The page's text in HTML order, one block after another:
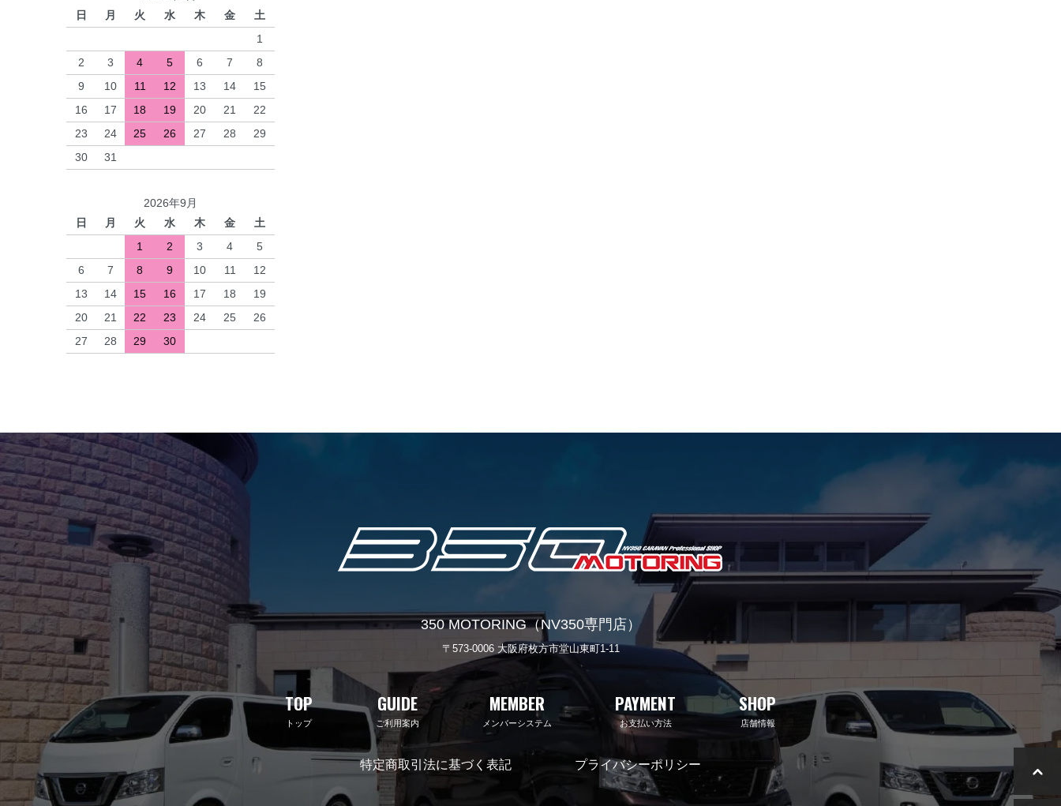
日
月 火 水 木 金
土
1
2
3 4 5 6 7
8
9
10 11 12 13 14
15
16
17 18 19 20 21
22
23
24 25 26 27 28
29
30
31
2026年9月
日
月 火 水 木 金
土
1
2 3 4
5
6
7 8 9 10 11
12
13
14 15 16 17 18
19
20
21 22 23 24 25
26
27
28 29 30
350 MOTORING（NV350専門店）
〒573-0006 大阪府枚方市堂山東町1-11
TOP
トップ
GUIDE
ご利用案内
MEMBER
メンバーシステム
PAYMENT
お支払い方法
SHOP
店舗情報
特定商取引法に基づく表記 プライバシーポリシー